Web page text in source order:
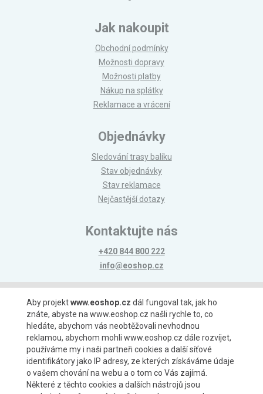
Jak nakoupit
Obchodní podmínky
Možnosti dopravy
Možnosti platby
Nákup na splátky
Reklamace a vrácení
Objednávky
Sledování trasy balíku
Stav objednávky
Stav reklamace
Nejčastější dotazy
Kontaktujte nás
+420 844 800 222
info@eoshop.cz
Možnosti platby
Možnosti dopravy
Aby projektwww.eoshop.cz dál fungoval tak, jak ho
znáte, abyste na www.eoshop.cz našli rychle to, co
hledáte, abychom vás neobtěžovali nevhodnou
reklamou, abychom mohli www.eoshop.cz dále rozvíjet,
používáme my i naši partneři cookies a další síťové
identifikátory jako IP adresy, ze kterých získáváme údaje
o vašem chování na webu a o tom co Vás zajímá.
Některé z těchto cookies a dalších nástrojů jsou